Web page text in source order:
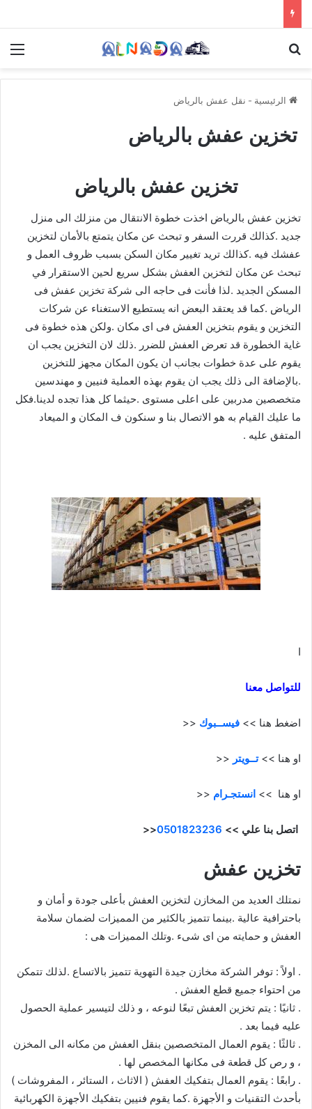
الرئيسية - نقل عفش بالرياض
تخزين عفش بالرياض
تخزين عفش بالرياض
تخزين عفش بالرياض اخذت خطوة الانتقال من منزلك الى منزل
جديد .كذالك قررت السفر و تبحث عن مكان يتمتع بالأمان لتخزين
عفشك فيه .كذالك تريد تغيير مكان السكن بسبب ظروف العمل و
تبحث عن مكان لتخزين العفش بشكل سريع لحين الاستقرار في
المسكن الجديد .لذا فأنت فى حاجه الى شركة تخزين عفش فى
الرياض .كما قد يعتقد البعض انه يستطيع الاستغناء عن شركات
التخزين و يقوم بتخزين العفش فى اى مكان .ولكن هذه خطوة فى
غاية الخطورة قد تعرض العفش للضرر .ذلك لان التخزين يجب ان
يقوم على عدة خطوات بجانب ان يكون المكان مجهز للتخزين
.بالإضافة الى ذلك يجب ان يقوم بهذه العملية فنيين و مهندسين
متخصصين مدربين على اعلى مستوى .حيثما كل هذا تجده لدينا.فكل
ما عليك القيام به هو الاتصال بنا و سنكون ف المكان و الميعاد
المتفق عليه .
ا
للتواصل معنا
اضغط هنا >> فيســبوك <<
او هنا >>تــويتر <<
او هنا >> انستجـرام <<
اتصل بنا علي >> 0501823236
<<
تخزين عفش
نمتلك العديد من المخازن لتخزين العفش بأعلى جودة و أمان و
باحترافية عالية .بينما تتميز بالكثير من المميزات لضمان سلامة
العفش و حمايته من اى شىء .وتلك المميزات هى :
. اولاً : توفر الشركة مخازن جيدة التهوية تتميز بالاتساع .لذلك تتمكن
من احتواء جميع قطع العفش .
. ثانيًا : يتم تخزين العفش تبعًا لنوعه ، و ذلك لتيسير عملية الحصول
عليه فيما بعد .
. ثالثًا : يقوم العمال المتخصصين بنقل العفش من مكانه الى المخزن
، و رص كل قطعة فى مكانها المخصص لها .
. رابعًا : يقوم العمال بتفكيك العفش ( الاثاث ، الستائر ، المفروشات )
بأحدث التقنيات و الأجهزة .كما يقوم فنيين بتفكيك الأجهزة الكهربائية